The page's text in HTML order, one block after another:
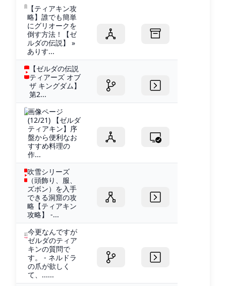
【ティアキン攻
略】誰でも簡単
にグリオークを
倒す方法！【ゼ
ルダの伝説】 »
ありす...
【ゼルダの伝説
ティアーズ オブ
ザ キングダム】
第2...
画像ページ
(12/21) 【ゼルダ
ティアキン】序
盤から便利なお
すすめ料理の
作...
吹雪シリーズ
（頭飾り、服、
ズボン）を入手
できる洞窟の攻
略【ティアキン
攻略】 -...
今更なんですが
ゼルダのティア
キンの質問で
す。 - ネルドラ
の爪が欲しく
て、......